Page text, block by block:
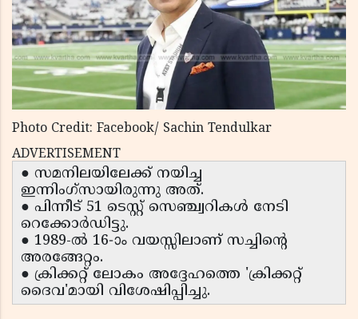
Photo Credit: Facebook/ Sachin Tendulkar
ADVERTISEMENT
● സമനിലയിലേക്ക് നയിച്ച
ഇന്നിംഗ്‌സായിരുന്നു അത്.
● പിന്നീട് 51 ടെസ്റ്റ് സെഞ്ച്വറികൾ നേടി
റെക്കോർഡിട്ടു.
● 1989-ൽ 16-ാം വയസ്സിലാണ് സച്ചിന്റെ
അരങ്ങേറ്റം.
● ക്രിക്കറ്റ് ലോകം അദ്ദേഹത്തെ 'ക്രിക്കറ്റ്
ദൈവ'മായി വിശേഷിപ്പിച്ചു.